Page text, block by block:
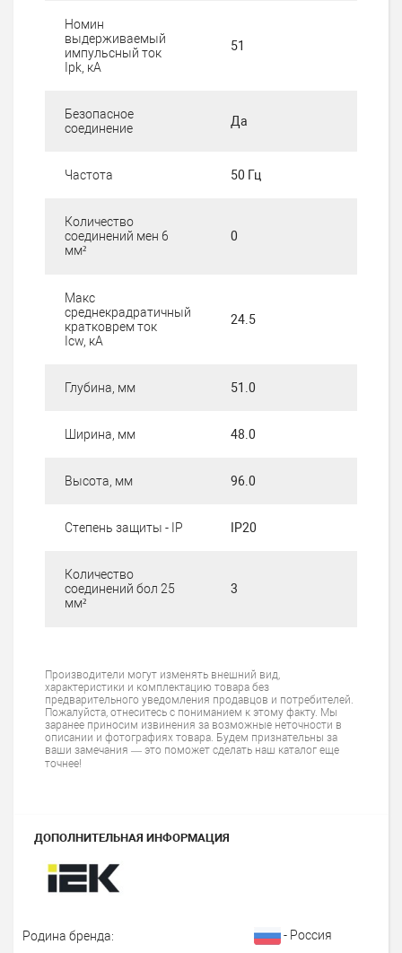
Номин
выдерживаемый
импульсный ток
Ipk, кА
51
Безопасное
соединение
Да
Частота 50 Гц
Количество
соединений мен 6
мм²
0
Макс
среднекрадратичный
кратковрем ток
Icw, кА
24.5
Глубина, мм 51.0
Ширина, мм 48.0
Высота, мм 96.0
Степень защиты - IP IP20
Количество
соединений бол 25
мм²
3
Производители могут изменять внешний вид,
характеристики и комплектацию товара без
предварительного уведомления продавцов и потребителей.
Пожалуйста, отнеситесь с пониманием к этому факту. Мы
заранее приносим извинения за возможные неточности в
описании и фотографиях товара. Будем признательны за
ваши замечания — это поможет сделать наш каталог еще
точнее!
ДОПОЛНИТЕЛЬНАЯ ИНФОРМАЦИЯ
Родина бренда:
- Россия